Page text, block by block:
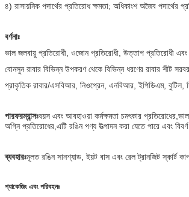
৪) রাসায়নিক পদার্থের প্রতিরোধ ক্ষমতা; অধিকাংশ অজৈব পদার্থের
বর্ণনাঃ
ভাল জলবায়ু প্রতিরোধী, ওজোন প্রতিরোধী, উত্তাপ প্রতিরোধী এবং
বোনসুন রাবার বিভিন্ন উপকরণ থেকে বিভিন্ন ধরণের রাবার শীট
প্রাকৃতিক রাবার/এসবিআর, নিওপ্রেন, এনবিআর, ইপিডিএম, বুটিল,
পারফরম্যান্সঃবয়স এবং আবহাওয়া কর্মক্ষমতা চমৎকার
অগ্নি প্রতিরোধের,এটি রঙিন পণ্য উত্পাদন করা যেতে পারে এবং
ব্যবহারঃমূলত রঙিন সানশ্যাড, ইয়ট বাস এবং রেল ট্রানজিট স্কার্ট
প্যাকেজিং এবং পরিবহনঃ